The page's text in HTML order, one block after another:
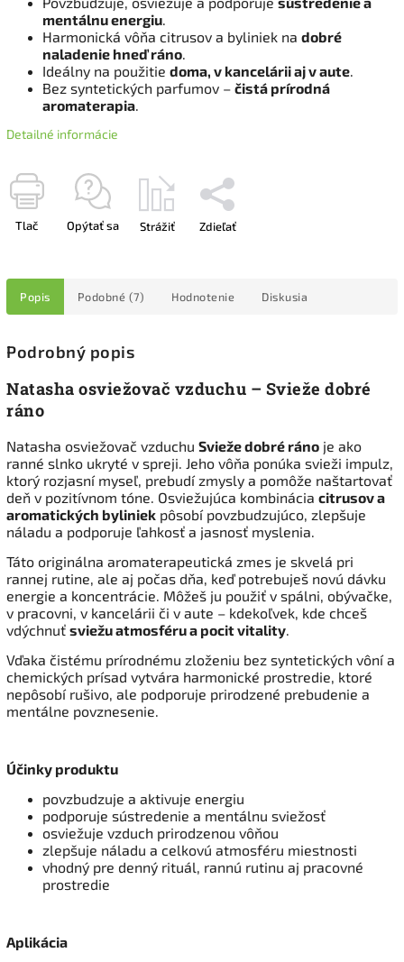
mentálnu energiu.
Harmonická vôňa citrusov a byliniek na dobré
naladenie hneď ráno.
Ideálny na použitie doma, v kancelárii aj v aute.
Bez syntetických parfumov – čistá prírodná
aromaterapia.
Detailné informácie
Tlač Opýtať sa Strážiť Zdieľať
Popis Podobné (7) Hodnotenie Diskusia
Podrobný popis
Natasha osviežovač vzduchu – Svieže dobré
ráno
Natasha osviežovač vzduchu Svieže dobré ráno je ako
ranné slnko ukryté v spreji. Jeho vôňa ponúka svieži impulz,
ktorý rozjasní myseľ, prebudí zmysly a pomôže naštartovať
deň v pozitívnom tóne. Osviežujúca kombinácia citrusov a
aromatických byliniek pôsobí povzbudzujúco, zlepšuje
náladu a podporuje ľahkosť a jasnosť myslenia.
Táto originálna aromaterapeutická zmes je skvelá pri
rannej rutine, ale aj počas dňa, keď potrebuješ novú dávku
energie a koncentrácie. Môžeš ju použiť v spálni, obývačke,
v pracovni, v kancelárii či v aute – kdekoľvek, kde chceš
vdýchnuť sviežu atmosféru a pocit vitality.
Vďaka čistému prírodnému zloženiu bez syntetických vôní a
chemických prísad vytvára harmonické prostredie, ktoré
nepôsobí rušivo, ale podporuje prirodzené prebudenie a
mentálne povznesenie.
Účinky produktu
povzbudzuje a aktivuje energiu
podporuje sústredenie a mentálnu sviežosť
osviežuje vzduch prirodzenou vôňou
zlepšuje náladu a celkovú atmosféru miestnosti
vhodný pre denný rituál, rannú rutinu aj pracovné
prostredie
Aplikácia